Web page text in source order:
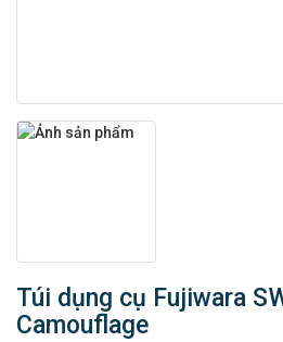
Túi dụng cụ Fujiwara
Camouflage